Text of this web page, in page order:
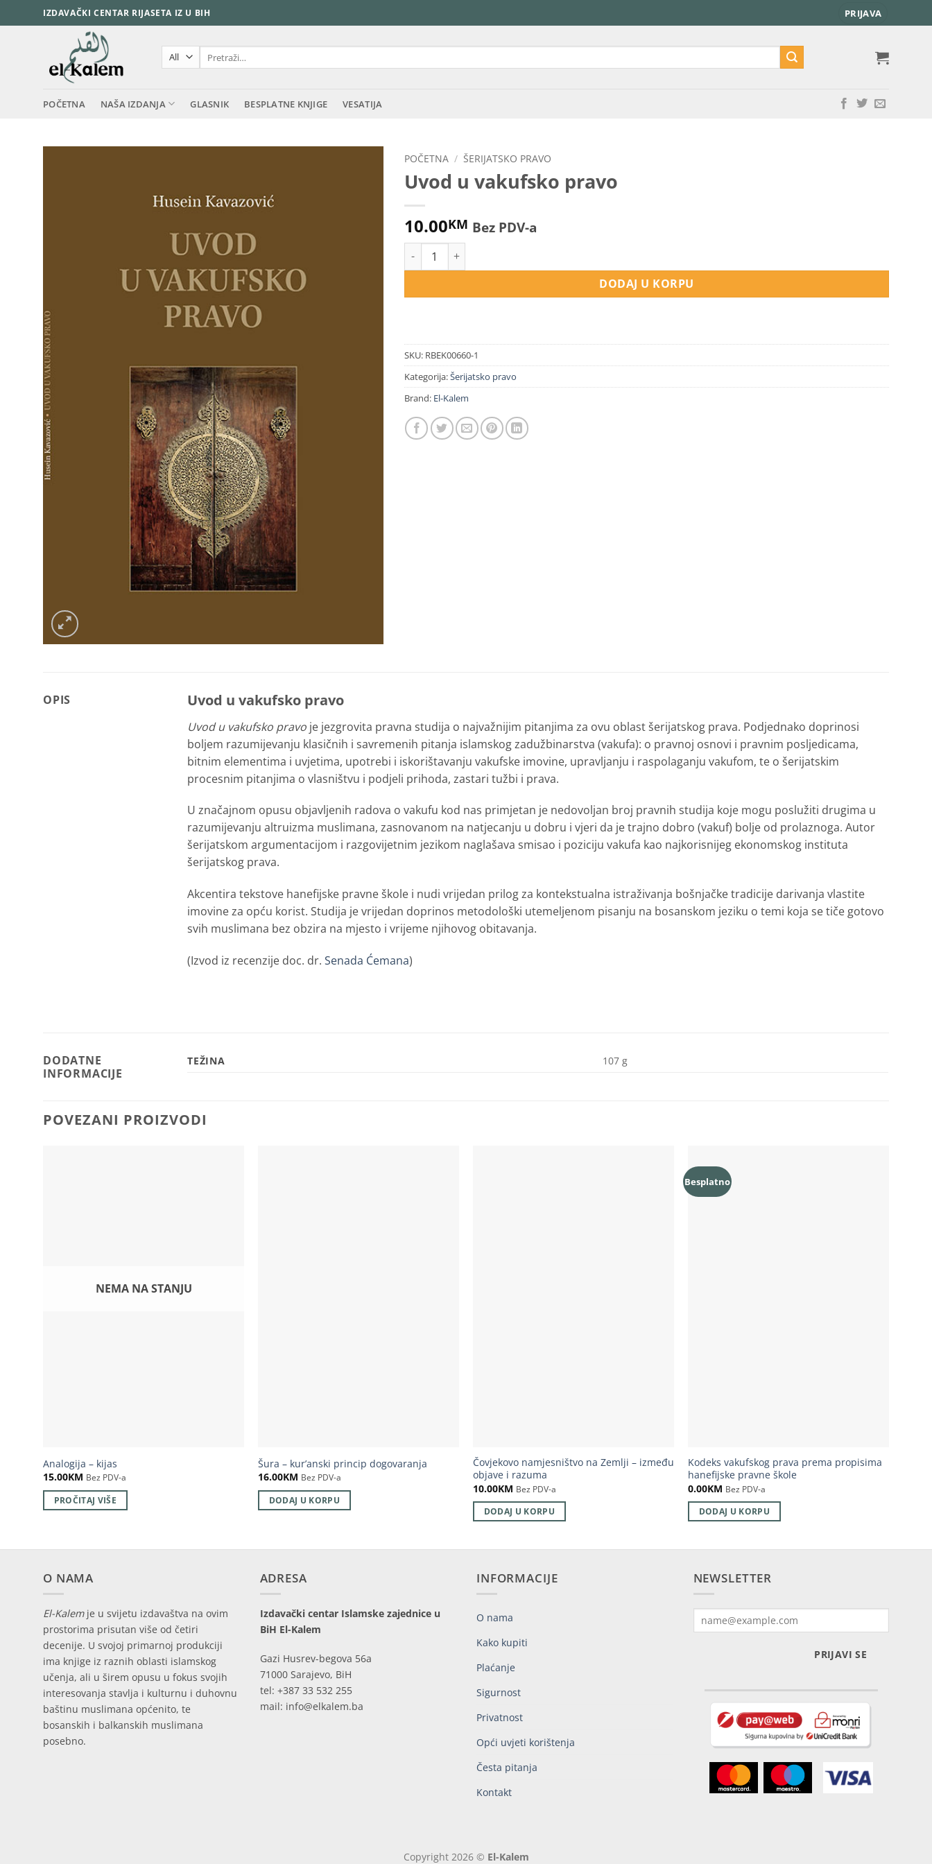
to
IZDAVAČKI CENTAR RIJASETA IZ U BIH PRIJAVA
POČETNA NAŠA IZDANJA GLASNIK BESPLATNE KNJIGE VESATIJA
POČETNA / ŠERIJATSKO PRAVO
Uvod u vakufsko pravo
10.00KM Bez PDV-a
Uvod u vakufsko pravo količina
DODAJ U KORPU
SKU: RBEK00660-1
Kategorija:Šerijatsko pravo
Brand: El-Kalem
OPIS Uvod u vakufsko pravo
Uvod u vakufsko pravo je jezgrovita pravna studija o najvažnijim pitanjima za ovu oblast šerijatskog prava. Podjednako doprinosi
boljem razumijevanju klasičnih i savremenih pitanja islamskog zadužbinarstva (vakufa): o pravnoj osnovi i pravnim posljedicama,
bitnim elementima i uvjetima, upotrebi i iskorištavanju vakufske imovine, upravljanju i raspolaganju vakufom, te o šerijatskim
procesnim pitanjima o vlasništvu i podjeli prihoda, zastari tužbi i prava.
U značajnom opusu objavljenih radova o vakufu kod nas primjetan je nedovoljan broj pravnih studija koje mogu poslužiti drugima u
razumijevanju altruizma muslimana, zasnovanom na natjecanju u dobru i vjeri da je trajno dobro (vakuf) bolje od prolaznoga. Autor
šerijatskom argumentacijom i razgovijetnim jezikom naglašava smisao i poziciju vakufa kao najkorisnijeg ekonomskog instituta
šerijatskog prava.
Akcentira tekstove hanefijske pravne škole i nudi vrijedan prilog za kontekstualna istraživanja bošnjačke tradicije darivanja vlastite
imovine za opću korist. Studija je vrijedan doprinos metodološki utemeljenom pisanju na bosanskom jeziku o temi koja se tiče gotovo
svih muslimana bez obzira na mjesto i vrijeme njihovog obitavanja.
(Izvod iz recenzije doc. dr.Senada Ćemana)
DODATNE
INFORMACIJE
TEŽINA 107 g
POVEZANI PROIZVODI
NEMA NA STANJU
Analogija – kijas
15.00KM Bez PDV-a
PROČITAJ VIŠE
Šura – kur’anski princip dogovaranja
16.00KM Bez PDV-a
DODAJ U KORPU
Čovjekovo namjesništvo na Zemlji – između
objave i razuma
10.00KM Bez PDV-a
DODAJ U KORPU
Besplatno
Kodeks vakufskog prava prema propisima
hanefijske pravne škole
0.00KM Bez PDV-a
DODAJ U KORPU
O NAMA
El-Kalemje u svijetu izdavaštva na ovim
prostorima prisutan više od četiri
decenije. U svojoj primarnoj produkciji
ima knjige iz raznih oblasti islamskog
učenja, ali u širem opusu u fokus svojih
interesovanja stavlja i kulturnu i duhovnu
baštinu muslimana općenito, te
bosanskih i balkanskih muslimana
posebno.
ADRESA
Izdavački centar Islamske zajednice u
BiH El-Kalem
Gazi Husrev-begova 56a
71000 Sarajevo, BiH
tel: +387 33 532 255
mail: info@elkalem.ba
INFORMACIJE
O nama
Kako kupiti
Plaćanje
Sigurnost
Privatnost
Opći uvjeti korištenja
Česta pitanja
Kontakt
NEWSLETTER
PRIJAVI SE
Copyright 2026 © El-Kalem